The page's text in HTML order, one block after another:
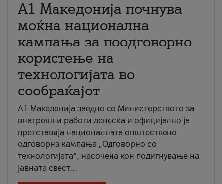
A1 Македонија почнува
моќна национална
кампања за поодговорно
користење на
технологијата во
сообраќајот
A1 Македонија заедно со Министерството за
внатрешни работи денеска и официјално ја
претставија националната општествено
одговорна кампања „Одговорно со
технологијата“, насочена кон подигнување на
јавната свест...